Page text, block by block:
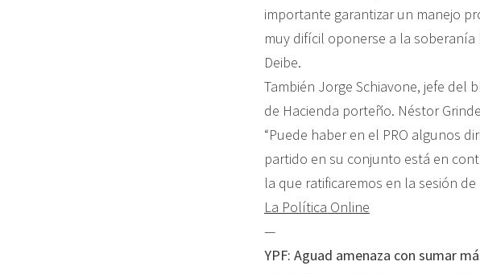
importante garantizar un manejo
muy difícil oponerse a la
Deibe.
También Jorge Schiavone, jefe del
de Hacienda porteño. Néstor
“Puede haber en el PRO algunos
partido en su conjunto está en
la que ratificaremos en la sesión de
La Política Online
—
YPF: Aguad amenaza con sumar